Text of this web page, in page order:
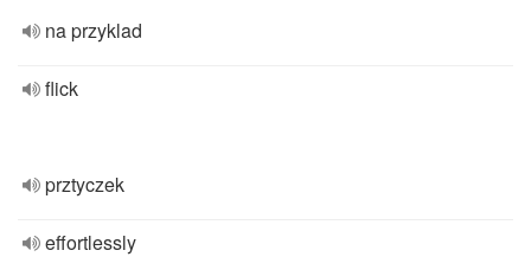
na przyklad
flick
prztyczek
effortlessly